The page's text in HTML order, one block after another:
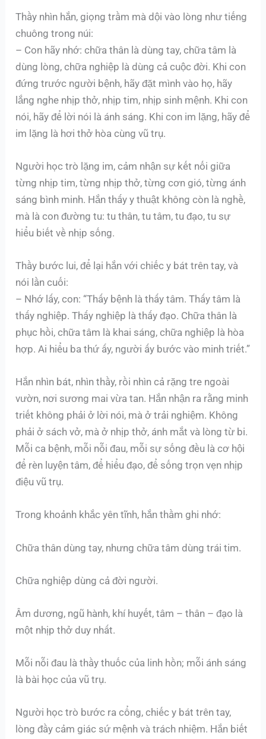
Thầy nhìn hắn, giọng trầm mà dội vào lòng như tiếng
chuông trong núi:
– Con hãy nhớ: chữa thân là dùng tay, chữa tâm là
dùng lòng, chữa nghiệp là dùng cả cuộc đời. Khi con
đứng trước người bệnh, hãy đặt mình vào họ, hãy
lắng nghe nhịp thở, nhịp tim, nhịp sinh mệnh. Khi con
nói, hãy để lời nói là ánh sáng. Khi con im lặng, hãy để
im lặng là hơi thở hòa cùng vũ trụ.
Người học trò lặng im, cảm nhận sự kết nối giữa
từng nhịp tim, từng nhịp thở, từng cơn gió, từng ánh
sáng bình minh. Hắn thấy y thuật không còn là nghề,
mà là con đường tu: tu thân, tu tâm, tu đạo, tu sự
hiểu biết về nhịp sống.
Thầy bước lui, để lại hắn với chiếc y bát trên tay, và
nói lần cuối:
– Nhớ lấy, con: “Thấy bệnh là thấy tâm. Thấy tâm là
thấy nghiệp. Thấy nghiệp là thấy đạo. Chữa thân là
phục hồi, chữa tâm là khai sáng, chữa nghiệp là hòa
hợp. Ai hiểu ba thứ ấy, người ấy bước vào minh triết.”
Hắn nhìn bát, nhìn thầy, rồi nhìn cả rặng tre ngoài
vườn, nơi sương mai vừa tan. Hắn nhận ra rằng minh
triết không phải ở lời nói, mà ở trải nghiệm. Không
phải ở sách vở, mà ở nhịp thở, ánh mắt và lòng từ bi.
Mỗi ca bệnh, mỗi nỗi đau, mỗi sự sống đều là cơ hội
để rèn luyện tâm, để hiểu đạo, để sống trọn vẹn nhịp
điệu vũ trụ.
Trong khoảnh khắc yên tĩnh, hắn thầm ghi nhớ:
Chữa thân dùng tay, nhưng chữa tâm dùng trái tim.
Chữa nghiệp dùng cả đời người.
Âm dương, ngũ hành, khí huyết, tâm – thân – đạo là
một nhịp thở duy nhất.
Mỗi nỗi đau là thầy thuốc của linh hồn; mỗi ánh sáng
là bài học của vũ trụ.
Người học trò bước ra cổng, chiếc y bát trên tay,
lòng đầy cảm giác sứ mệnh và trách nhiệm. Hắn biết